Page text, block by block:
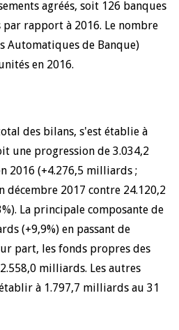
agréés, soit 126 banques
par rapport à 2016. Le nombre
Automatiques de Banque)
en 2016.
des bilans, s'est établie à
une progression de 3.034,2
2016 (+4.276,5 milliards ;
décembre 2017 contre 24.120,2
La principale composante de
(+9,9%) en passant de
part, les fonds propres des
milliards. Les autres
à 1.797,7 milliards au 31
juin 2026
d'ouverture du Comité
Monétaire de la BCEAO du
2026, prononcée par son